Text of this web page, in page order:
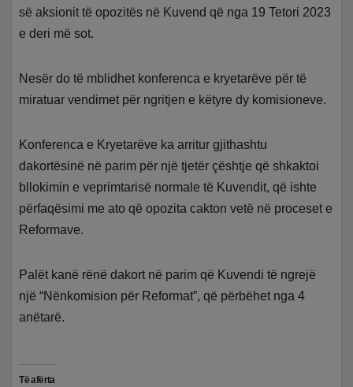
së aksionit të opozitës në Kuvend që nga 19 Tetori 2023
e deri më sot.
Nesër do të mblidhet konferenca e kryetarëve për të
miratuar vendimet për ngritjen e këtyre dy komisioneve.
Konferenca e Kryetarëve ka arritur gjithashtu
dakortësinë në parim për një tjetër çështje që shkaktoi
bllokimin e veprimtarisë normale të Kuvendit, që ishte
përfaqësimi me ato që opozita cakton vetë në proceset e
Reformave.
Palët kanë rënë dakort në parim që Kuvendi të ngrejë
një “Nënkomision për Reformat”, që përbëhet nga 4
anëtarë.
Të afërta